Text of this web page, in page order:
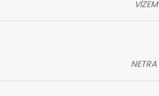
NETRA